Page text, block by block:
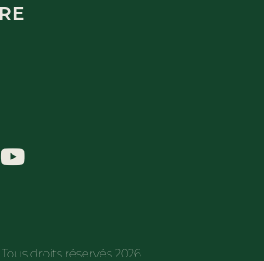
droits réservés 2026